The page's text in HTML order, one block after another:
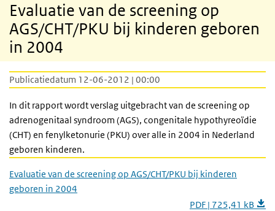
Evaluatie van de screening op
AGS/CHT/PKU bij kinderen geboren
in 2004
Publicatiedatum 12-06-2012 | 00:00
In dit rapport wordt verslag uitgebracht van de screening op
adrenogenitaal syndroom (AGS), congenitale hypothyreoïdie
(CHT) en fenylketonurie (PKU) over alle in 2004 in Nederland
geboren kinderen.
Evaluatie van de screening op AGS/CHT/PKU bij kinderen
geboren in 2004
PDF | 725,41 kB